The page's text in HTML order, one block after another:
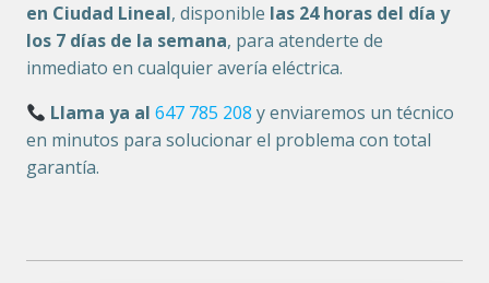
en Ciudad Lineal, disponible las 24 horas del día y
los 7 días de la semana, para atenderte de
inmediato en cualquier avería eléctrica.
Llama ya al647 785 208 y enviaremos un técnico
en minutos para solucionar el problema con total
garantía.